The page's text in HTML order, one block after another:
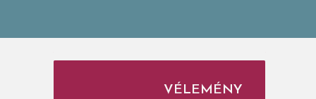
VÉLEMÉNY